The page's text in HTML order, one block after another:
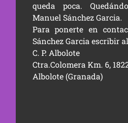
queda poca.
Manuel Sánchez Garcia.
Para ponerte en
Sánchez Garcia escribir al
C. P. Albolote
Ctra.Colomera Km. 6,
Albolote (Granada)